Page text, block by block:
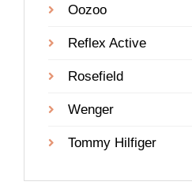
Oozoo
Reflex Active
Rosefield
Wenger
Tommy Hilfiger